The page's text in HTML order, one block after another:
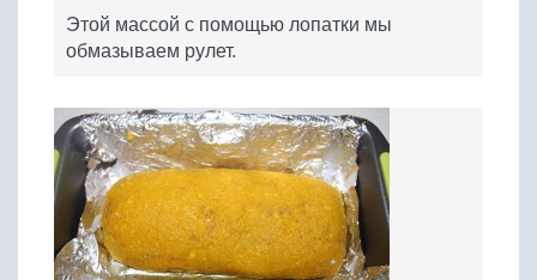
Этой массой с помощью лопатки мы
обмазываем рулет.